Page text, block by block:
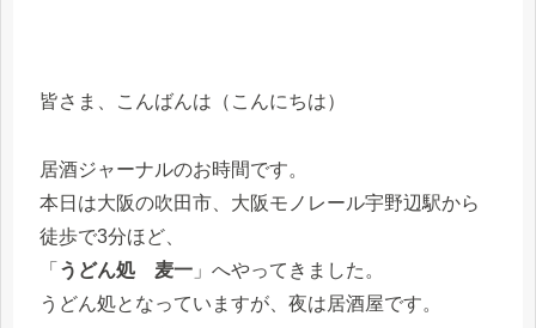
皆さま、こんばんは（こんにちは）
居酒ジャーナルのお時間です。
本日は大阪の吹田市、大阪モノレール宇野辺駅から
徒歩で3分ほど、
「 うどん処 麦一 」へやってきました。
うどん処となっていますが、夜は居酒屋です。